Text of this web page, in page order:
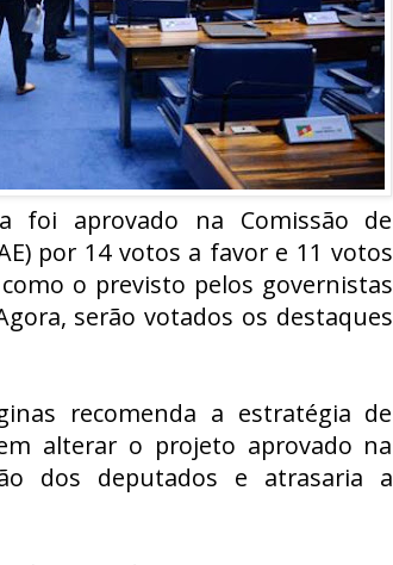
foi aprovado na Comissão de
por 14 votos a favor e 11 votos
o previsto pelos governistas
serão votados os destaques
recomenda a estratégia de
alterar o projeto aprovado na
dos deputados e atrasaria a